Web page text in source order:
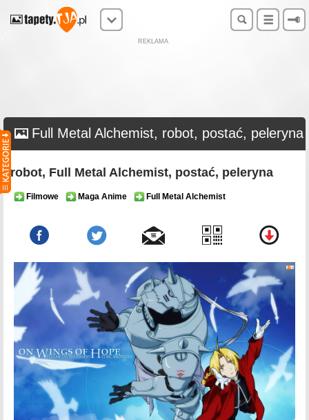
REKLAMA
Full Metal Alchemist, robot, postać, peleryna
robot, Full Metal Alchemist, postać, peleryna
Filmowe Maga Anime Full Metal Alchemist